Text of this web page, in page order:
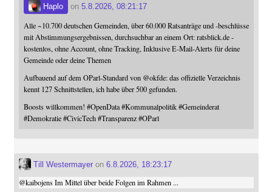
Haplo on 5.8.2026, 08:21:17
Alle ~10.700 deutschen Gemeinden, über 60.000 Ratsanträge und -beschlüsse
mit Abstimmungsergebnissen, durchsuchbar an einem Ort: ratsblick.de -
kostenlos, ohne Account, ohne Tracking, Inklusive E-Mail-Alerts für deine
Gemeinde oder deine Themen
Aufbauend auf dem OParl-Standard von @okfde: das offizielle Verzeichnis
kennt 127 Schnittstellen, ich habe über 500 gefunden.
Boosts willkommen! #OpenData #Kommunalpolitik #Gemeinderat
#Demokratie #CivicTech #Transparenz #OParl
Till Westermayeron 6.8.2026, 18:23:17
@kaibojensIm Mittel über beide Folgen im Rahmen ...